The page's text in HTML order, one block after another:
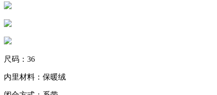
尺码：36
内里材料：保暖绒